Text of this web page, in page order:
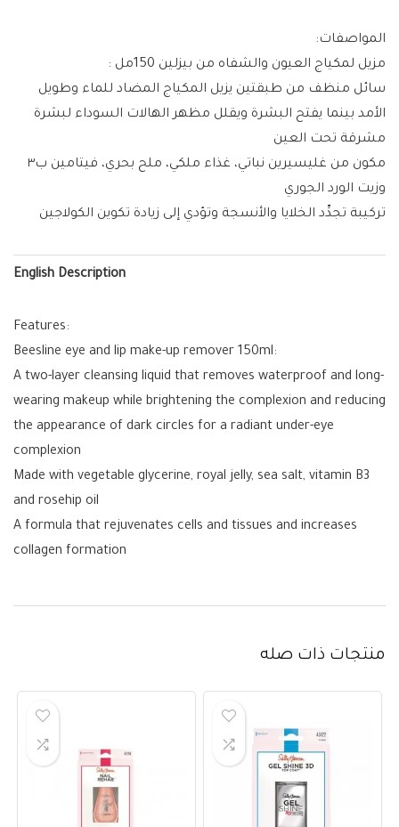
المواصفات:
مزيل لمكياج العيون والشفاه من بيزلين 150مل :
سائل منظف من طبقتين يزيل المكياج المضاد للماء وطويل
الأمد بينما يفتح البشرة ويقلل مظهر الهالات السوداء لبشرة
مشرقة تحت العين
مكون من غليسيرين نباتي، غذاء ملكي، ملح بحري، فيتامين ب٣
وزيت الورد الجوري
تركيبة تجدِّد الخلايا والأنسجة وتؤدي إلى زيادة تكوين الكولاجين
English Description
Features:
Beesline eye and lip make-up remover 150ml:
A two-layer cleansing liquid that removes waterproof and long-
wearing makeup while brightening the complexion and reducing
the appearance of dark circles for a radiant under-eye
complexion
Made with vegetable glycerine, royal jelly, sea salt, vitamin B3
and rosehip oil
A formula that rejuvenates cells and tissues and increases
collagen formation
منتجات ذات صله